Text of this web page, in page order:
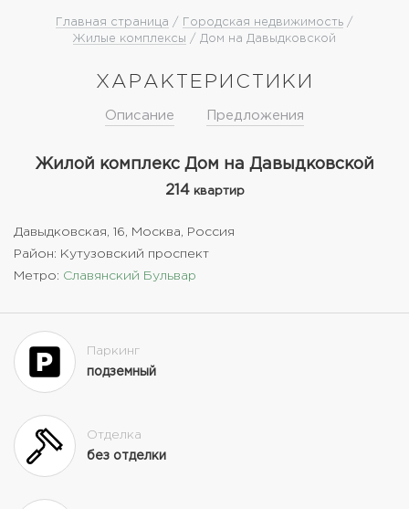
Главная страница / Городская недвижимость /
Жилые комплексы / Дом на Давыдковской
ХАРАКТЕРИСТИКИ
Описание Предложения
Жилой комплекс Дом на Давыдковской
214квартир
Давыдковская, 16, Москва, Россия
Район: Кутузовский проспект
Метро: Славянский Бульвар
Паркинг
подземный
Отделка
без отделки